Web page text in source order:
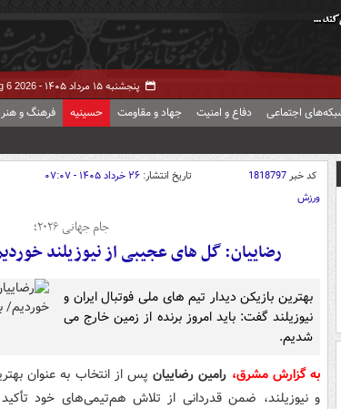
پنجشنبه ۱۵ مرداد ۱۴۰۵ - 6 2026
اجتماعی دفاع و امنیت جهاد و مقاومت حسینیه فرهنگ و هنر
کد خبر1818797 تاریخ انتشار: ۲۶ خرداد ۱۴۰۵ - ۰۷:۰۷
ورزش
جام جهانی ۲۰۲۶؛
رضاییان: گل های عجیبی از نیوزیلند
بهترین بازیکن دیدار تیم های ملی فوتبال ایران و
نیوزیلند گفت: باید امروز برنده از زمین خارج می
شدیم.
به گزارش مشرق، رامین رضاییانپس از انتخاب به عنوان
و نیوزیلند، ضمن قدردانی از تلاش هم‌تیمی‌های خود